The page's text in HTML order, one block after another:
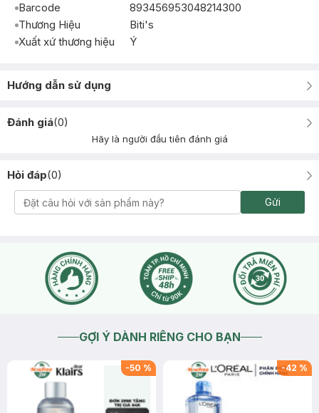
Barcode
893456953048214300
Thương Hiệu
Biti's
Xuất xứ thương hiệu
Ý
Hướng dẫn sử dụng
Đánh giá(0)
Hãy là người đầu tiên đánh giá
Hỏi đáp(0)
Gửi
GỢI Ý DÀNH RIÊNG CHO BẠN
-50 % -42 %